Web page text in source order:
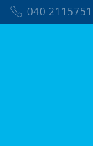
040 2115751